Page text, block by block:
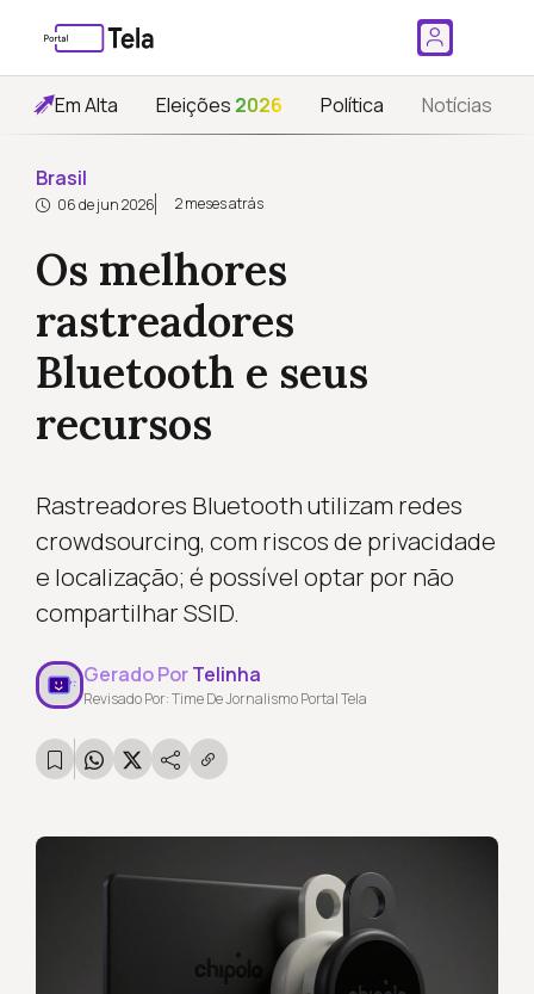
Em Alta Eleições 2026 Política Notícias
Brasil
06 de jun 2026 2 meses atrás
Os melhores
rastreadores
Bluetooth e seus
recursos
Rastreadores Bluetooth utilizam redes
crowdsourcing, com riscos de privacidade
e localização; é possível optar por não
compartilhar SSID.
Gerado PorTelinha
Revisado Por: Time De Jornalismo Portal Tela